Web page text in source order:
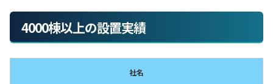
4000棟以上の設置実績
社名